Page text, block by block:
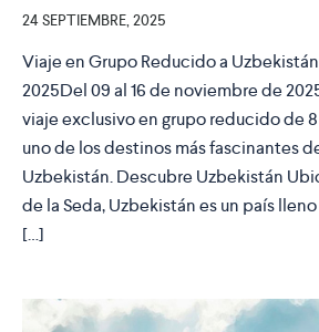
24 SEPTIEMBRE, 2025
Viaje en Grupo Reducido a
2025Del 09 al 16 de noviembre de
viaje exclusivo en grupo reducido de
uno de los destinos más fascinantes
Uzbekistán. Descubre Uzbekistán
de la Seda, Uzbekistán es un país
[…]